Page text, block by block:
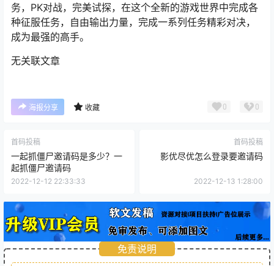
务，PK对战，完美试探，在这个全新的游戏世界中完成各
种征服任务，自由输出力量，完成一系列任务精彩对决，
成为最强的高手。
无关联文章
海报分享 收藏 0 0
首码投稿
一起抓僵尸邀请码是多少？一
起抓僵尸邀请码
2022-12-12 22:33:33
首码投稿
影优尽优怎么登录要邀请码
2022-12-13 1:28:00
免责说明